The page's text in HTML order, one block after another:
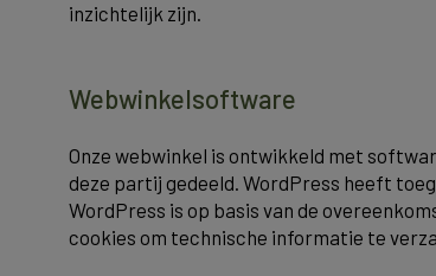
inzichtelijk zijn.
Webwinkelsoftware
Onze webwinkel is ontwikkeld met
deze partij gedeeld. WordPress heeft
WordPress is op basis van de
cookies om technische informatie te